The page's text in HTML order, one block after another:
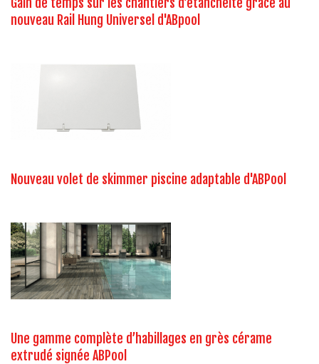
nouveau Rail Hung Universel d'ABpool
Nouveau volet de skimmer piscine adaptable d'ABPool
Une gamme complète d’habillages en grès cérame
extrudé signée ABPool